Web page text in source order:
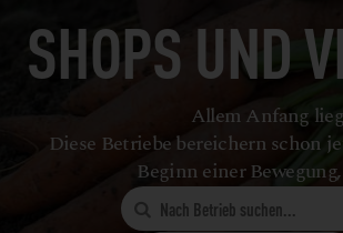
SHOPS UND
Allem Anfang
Diese Betriebe bereichern schon
Beginn einer
